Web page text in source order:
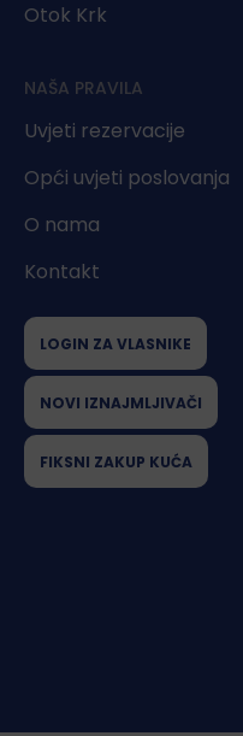
Otok Krk
NAŠA PRAVILA
Uvjeti rezervacije
Opći uvjeti poslovanja
O nama
Kontakt
LOGIN ZA VLASNIKE
NOVI IZNAJMLJIVAČI
FIKSNI ZAKUP KUĆA